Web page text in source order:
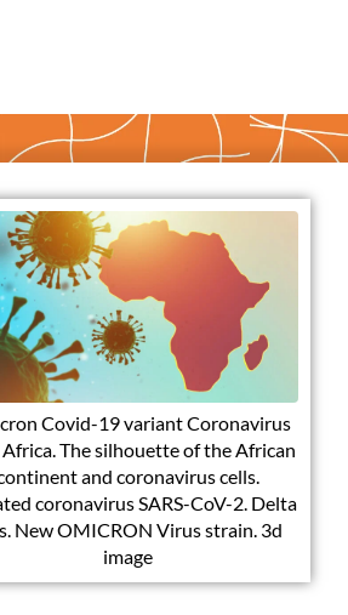
Covid-19 variant Coronavirus
The silhouette of the African
and coronavirus cells.
coronavirus SARS-CoV-2. Delta
New OMICRON Virus strain. 3d
image